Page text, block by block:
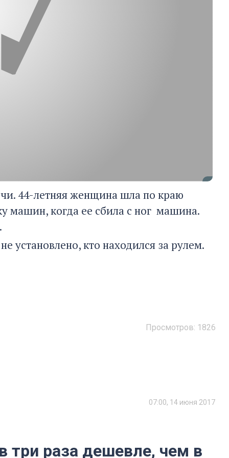
44-летняя женщина шла по краю
машин, когда ее сбила с ног машина.
установлено, кто находился за рулем.
Просмотров: 1826
07:00, 14 июня 2017
три раза дешевле, чем в